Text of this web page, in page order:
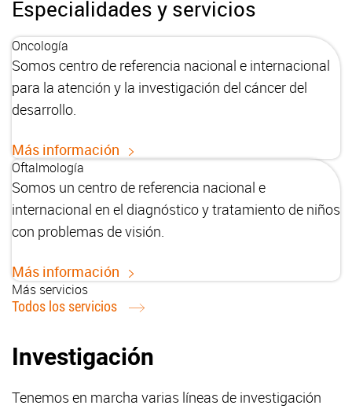
Especialidades y servicios
Oncología
Somos centro de referencia nacional e internacional
para la atención y la investigación del cáncer del
desarrollo.
Más información
Oftalmología
Somos un centro de referencia nacional e
internacional en el diagnóstico y tratamiento de niños
con problemas de visión.
Más información
Más servicios
Todos los servicios
Investigación
Tenemos en marcha varias líneas de investigación